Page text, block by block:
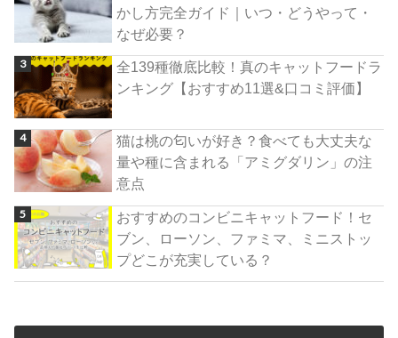
かし方完全ガイド｜いつ・どうやって・
なぜ必要？
全139種徹底比較！真のキャットフードラ
ンキング【おすすめ11選&口コミ評価】
猫は桃の匂いが好き？食べても大丈夫な
量や種に含まれる「アミグダリン」の注
意点
おすすめのコンビニキャットフード！セ
ブン、ローソン、ファミマ、ミニストッ
プどこが充実している？